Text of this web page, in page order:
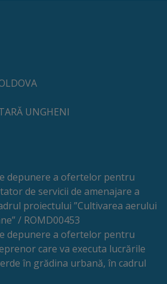
UNGHENI
depunere a ofertelor pentru
de servicii de amenajare a
proiectului ”Cultivarea aerului
/ ROMD00453
depunere a ofertelor pentru
care va executa lucrările
în grădina urbană, în cadrul